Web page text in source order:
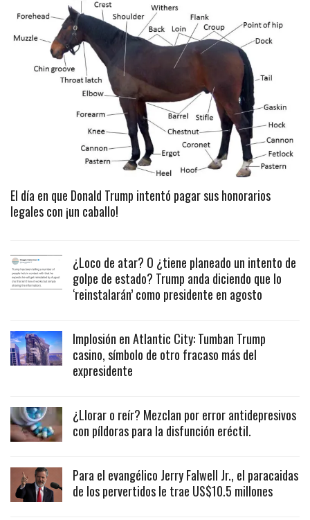
El día en que Donald Trump intentó pagar sus honorarios
legales con ¡un caballo!
¿Loco de atar? O ¿tiene planeado un intento de
golpe de estado? Trump anda diciendo que lo
‘reinstalarán’ como presidente en agosto
Implosión en Atlantic City: Tumban Trump
casino, símbolo de otro fracaso más del
expresidente
¿Llorar o reír? Mezclan por error antidepresivos
con píldoras para la disfunción eréctil.
Para el evangélico Jerry Falwell Jr., el paracaidas
de los pervertidos le trae US$10.5 millones